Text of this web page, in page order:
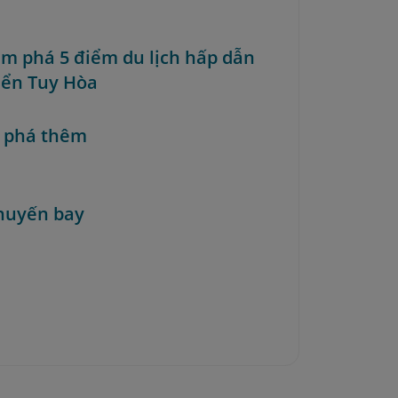
phá 5 điểm du lịch hấp dẫn
Tuy Hòa
thêm
bay